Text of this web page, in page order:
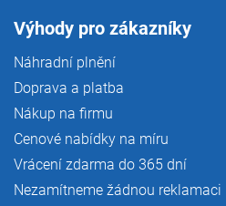
Výhody pro zákazníky
Náhradní plnění
Doprava a platba
Nákup na firmu
Cenové nabídky na míru
Vrácení zdarma do 365 dní
Nezamítneme žádnou reklamaci